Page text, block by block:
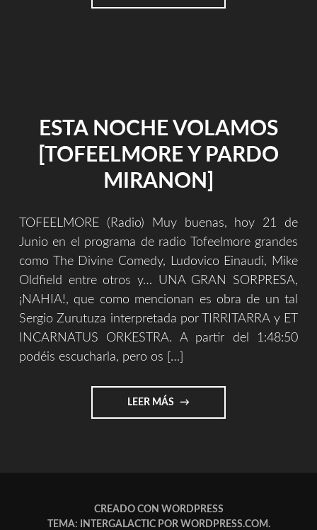
ENTREVISTA
ESTA NOCHE VOLAMOS
[TOFEELMORE Y PARDO
MIRANON]
TOFEELMORE (Radio) Muy buenas, hoy 21 de
Junio en el programa de radio Tofeelmore grandes
como The Divine Comedy, Ludovico Einaudi, Mike
Oldfield entre otros y… UNA GRAN SORPRESA,
¡NAHIA!, que como mencionan es obra de un tal
Sergio Zurutuza interpretada por TIRRITARRA y ET
INCARNATUS ORKESTRA. A partir del 1:48:50
podéis escucharla, pero os […]
LEER MÁS "ESTA
NOCHE
CREADO CON WORDPRESS
TEMA: INTERGALACTIC POR WORDPRESS.COM.